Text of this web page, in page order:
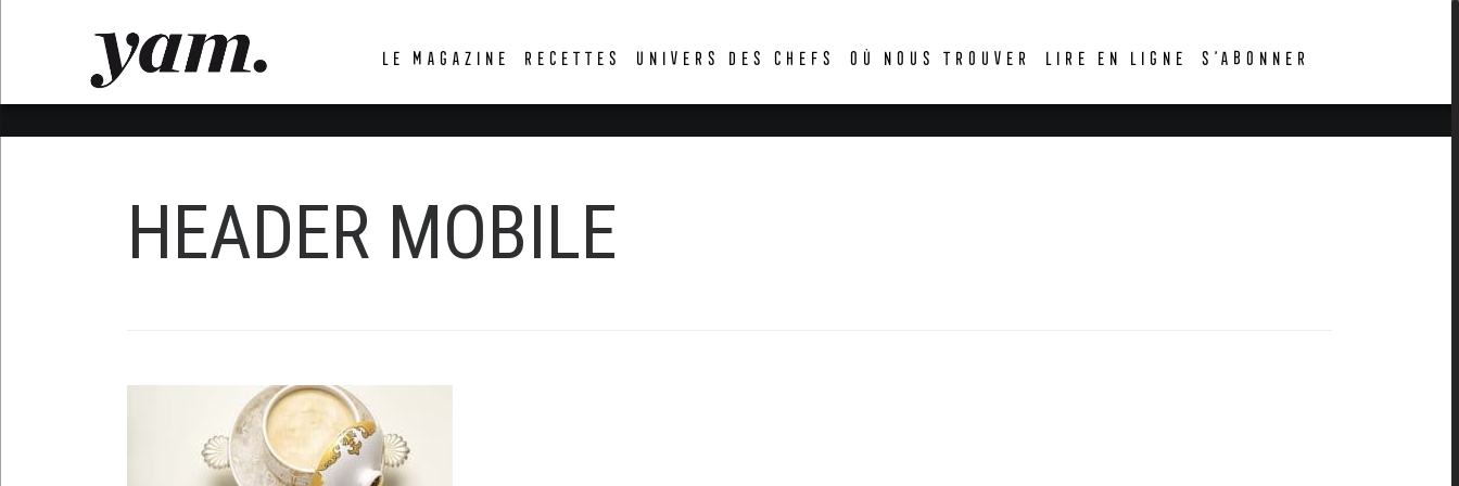
LE MAGAZINE RECETTES UNIVERS DES CHEFS OÙ NOUS TROUVER LIRE EN LIGNE S’ABONNER
HEADER MOBILE